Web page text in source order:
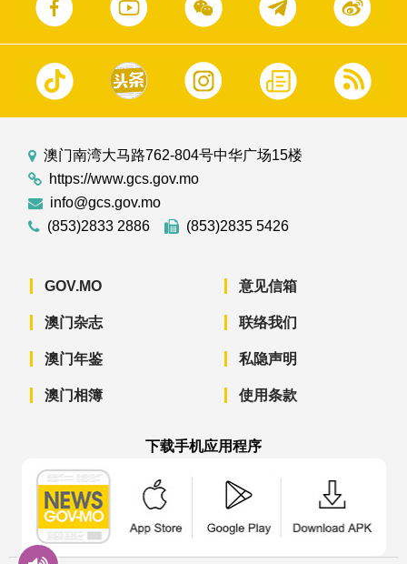
澳门南湾大马路762-804号中华广场15楼
https://www.gcs.gov.mo
info@gcs.gov.mo
(853)2833 2886
(853)2835 5426
GOV.MO
澳门杂志
澳门年鉴
澳门相簿
意见信箱
联络我们
私隐声明
使用条款
下载手机应用程序